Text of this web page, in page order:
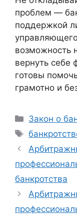
проблем —
поддержкой
возможность
вернуть себе
готовы
грамотно и
Рубрики
Закон о
Метки
банкротства